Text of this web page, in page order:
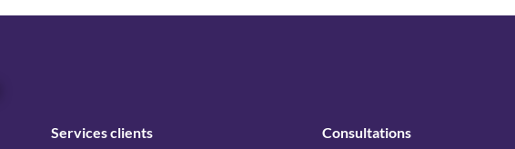
Services clients Consultations